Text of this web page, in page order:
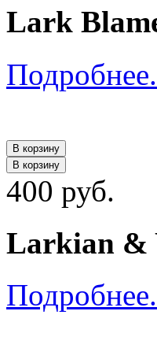
Lark
В корзину
В корзину
400 руб.
Larkian &